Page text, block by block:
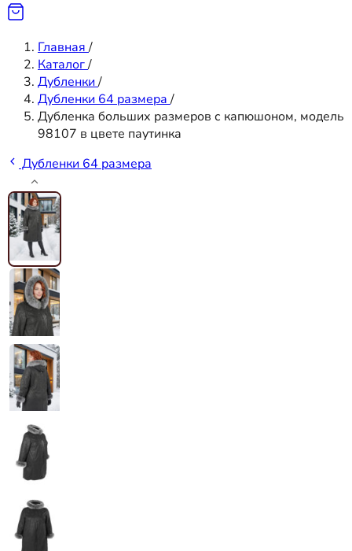
Главная /
Каталог/
Дубленки /
Дубленки 64 размера /
Дубленка больших размеров с капюшоном, модель
98107 в цвете паутинка
Дубленки 64 размера